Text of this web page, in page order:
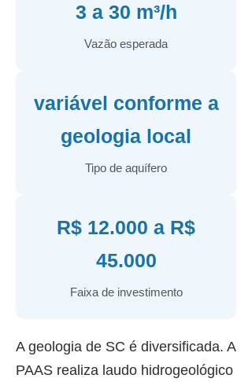
3 a 30 m³/h
Vazão esperada
variável conforme a
geologia local
Tipo de aquífero
R$ 12.000 a R$
45.000
Faixa de investimento
A geologia de SC é diversificada. A
PAAS realiza laudo hidrogeológico